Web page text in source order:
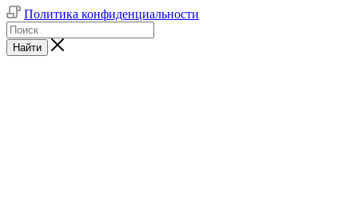
Политика конфиденциальности
Найти